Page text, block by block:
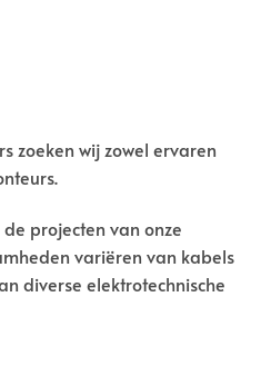
zoeken wij zowel ervaren
projecten van onze
variëren van kabels
diverse elektrotechnische